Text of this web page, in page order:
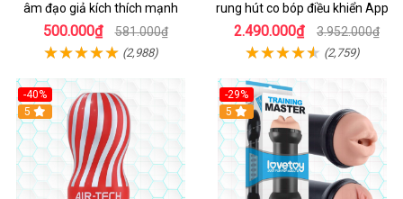
âm đạo giả kích thích mạnh
500.000₫ 581.000₫
(2,988)
rung hút co bóp điều khiển App
2.490.000₫ 3.952.000₫
(2,759)
-40%
Hot
5
-29%
Hot
5